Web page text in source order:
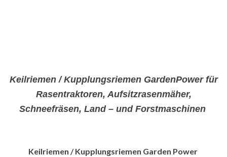
Keilriemen / Kupplungsriemen GardenPower für
Rasentraktoren, Aufsitzrasenmäher,
Schneefräsen, Land – und Forstmaschinen
Keilriemen / Kupplungsriemen Garden Power